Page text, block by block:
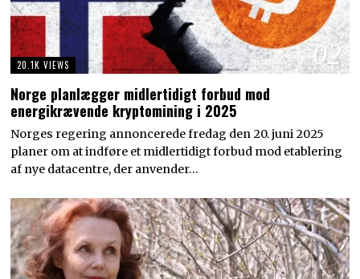
02
20.1K VIEWS
Norge planlægger midlertidigt forbud mod
energikrævende kryptomining i 2025
Norges regering annoncerede fredag den 20. juni 2025
planer om at indføre et midlertidigt forbud mod etablering
af nye datacentre, der anvender…